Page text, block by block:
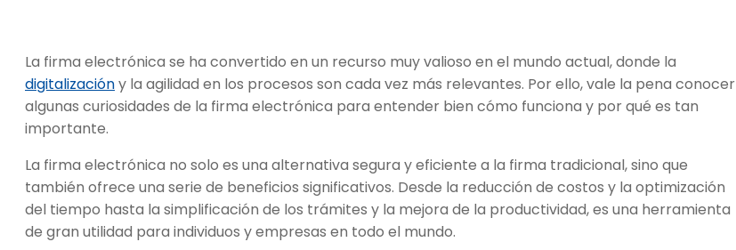
La firma electrónica se ha convertido en un recurso muy valioso en el mundo actual, donde la
digitalizacióny la agilidad en los procesos son cada vez más relevantes. Por ello, vale la pena conocer
algunas curiosidades de la firma electrónica para entender bien cómo funciona y por qué es tan
importante.
La firma electrónica no solo es una alternativa segura y eficiente a la firma tradicional, sino que
también ofrece una serie de beneficios significativos. Desde la reducción de costos y la optimización
del tiempo hasta la simplificación de los trámites y la mejora de la productividad, es una herramienta
de gran utilidad para individuos y empresas en todo el mundo.